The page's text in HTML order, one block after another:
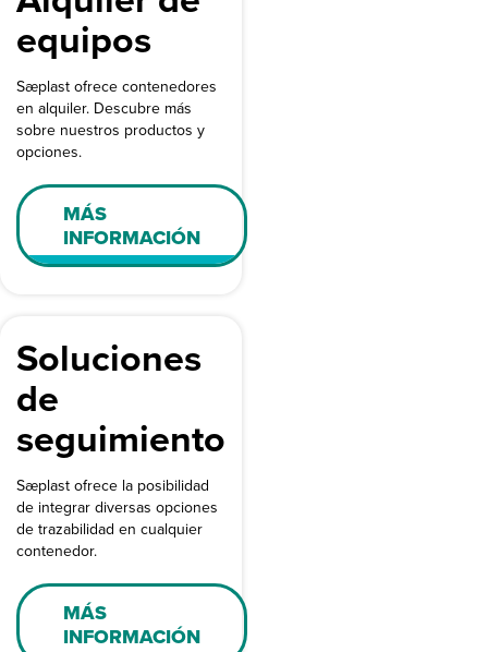
equipos
Sæplast ofrece contenedores
en alquiler. Descubre más
sobre nuestros productos y
opciones.
MÁS
INFORMACIÓN
Soluciones
de
seguimiento
Sæplast ofrece la posibilidad
de integrar diversas opciones
de trazabilidad en cualquier
contenedor.
MÁS
INFORMACIÓN